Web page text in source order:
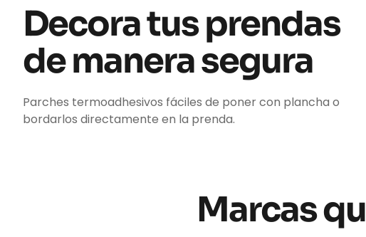
Decora tus prendas
de manera segura
Parches termoadhesivos fáciles de poner con plancha o
bordarlos directamente en la prenda.
Marcas